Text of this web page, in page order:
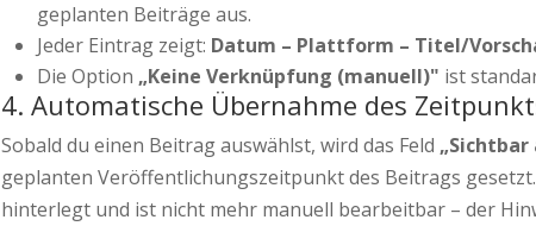
geplanten Beiträge aus.
Jeder Eintrag zeigt: Datum – Plattform – Titel/
Die Option „Keine Verknüpfung (manuell)" ist
4. Automatische Übernahme des
Sobald du einen Beitrag auswählst, wird das Feld „Sichtbar
geplanten Veröffentlichungszeitpunkt des Beitrags
hinterlegt und ist nicht mehr manuell bearbeitbar – der